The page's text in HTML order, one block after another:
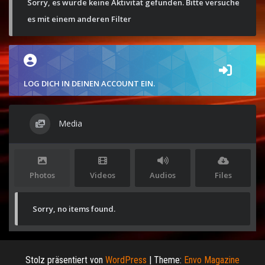
Sorry, es wurde keine Aktivität gefunden. Bitte versuche
es mit einem anderen Filter
LOG DICH IN DEINEN ACCOUNT EIN.
Media
Photos Videos Audios Files
Sorry, no items found.
Stolz präsentiert von WordPress | Theme: Envo Magazine